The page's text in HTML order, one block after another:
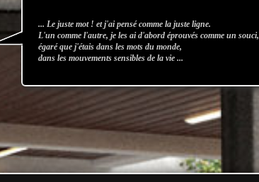
... Le juste mot ! et j'ai pensé comme la juste ligne.
L'un comme l'autre, je les ai d'abord éprouvés comme un souci,
égaré que j'étais dans les mots du monde,
dans les mouvements sensibles de la vie ...